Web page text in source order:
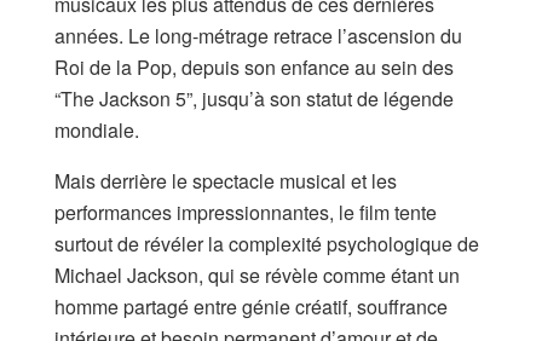
années. Le long-métrage retrace l’ascension du
Roi de la Pop, depuis son enfance au sein des
“The Jackson 5”, jusqu’à son statut de légende
mondiale.
Mais derrière le spectacle musical et les
performances impressionnantes, le film tente
surtout de révéler la complexité psychologique de
Michael Jackson, qui se révèle comme étant un
homme partagé entre génie créatif, souffrance